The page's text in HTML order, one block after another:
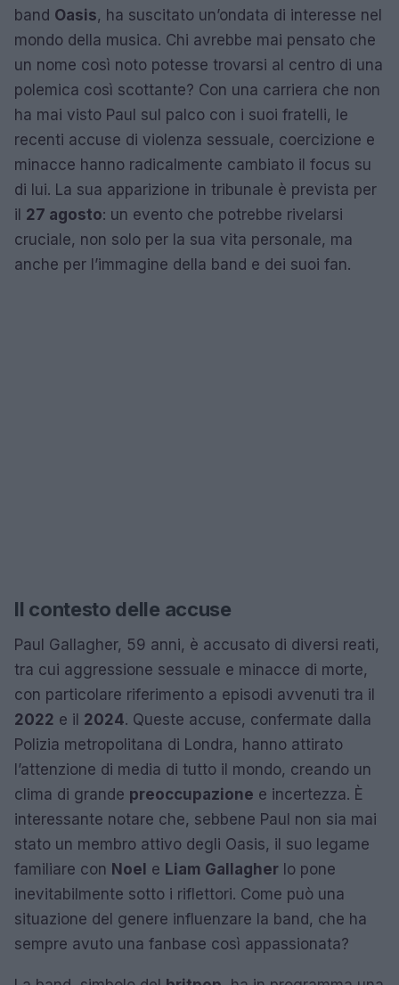
band Oasis, ha suscitato un’ondata di interesse nel
mondo della musica. Chi avrebbe mai pensato che
un nome così noto potesse trovarsi al centro di una
polemica così scottante? Con una carriera che non
ha mai visto Paul sul palco con i suoi fratelli, le
recenti accuse di violenza sessuale, coercizione e
minacce hanno radicalmente cambiato il focus su
di lui. La sua apparizione in tribunale è prevista per
il 27 agosto: un evento che potrebbe rivelarsi
cruciale, non solo per la sua vita personale, ma
anche per l’immagine della band e dei suoi fan.
Il contesto delle accuse
Paul Gallagher, 59 anni, è accusato di diversi reati,
tra cui aggressione sessuale e minacce di morte,
con particolare riferimento a episodi avvenuti tra il
2022 e il 2024. Queste accuse, confermate dalla
Polizia metropolitana di Londra, hanno attirato
l’attenzione di media di tutto il mondo, creando un
clima di grande preoccupazione e incertezza. È
interessante notare che, sebbene Paul non sia mai
stato un membro attivo degli Oasis, il suo legame
familiare con Noel e Liam Gallagher lo pone
inevitabilmente sotto i riflettori. Come può una
situazione del genere influenzare la band, che ha
sempre avuto una fanbase così appassionata?